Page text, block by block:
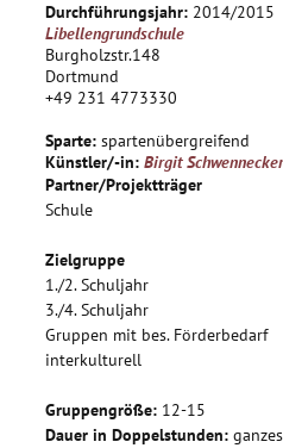
bevorzugt, entwickeln die
entsteht am Ende ein Stück,
wird. Die Aufführung wird mit
Die Kulissen und Hintergründe
selbst z.B. auf Leinwänden mit
per Beamer. Während der
fotografiert. Am Ende erhält
Porträt von sich in seiner Figur.
Die SchülerInnen erleben, wie
Hirngespinst, eine lebendige,
Inszenierung wird.
Durchführungsjahr: 2014/2015
Libellengrundschule
Burgholzstr.148
Dortmund
+49 231 4773330
Sparte: spartenübergreifend
Künstler/-in: Birgit Schwennecker
Partner/Projektträger
Schule
Zielgruppe
1./2. Schuljahr
3./4. Schuljahr
Gruppen mit bes. Förderbedarf
interkulturell
Gruppengröße: 12-15
Dauer in Doppelstunden: